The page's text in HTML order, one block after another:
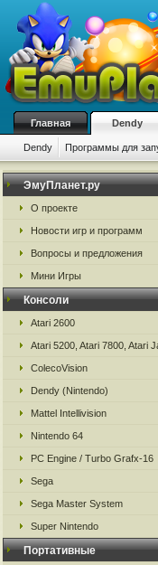
Главная Dendy
Dendy Программы для
ЭмуПланет.ру
О проекте
Новости игр и программ
Вопросы и предложения
Мини Игры
Консоли
Atari 2600
Atari 5200, Atari 7800, Atari
ColecoVision
Dendy (Nintendo)
Mattel Intellivision
Nintendo 64
PC Engine / Turbo Grafx-16
Sega
Sega Master System
Super Nintendo
Портативные